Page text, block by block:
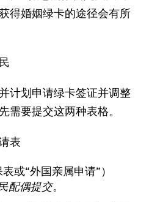
得婚姻绿卡的途径会有所
计划申请绿卡签证并调整
需要提交这两种表格。
表
或“外国亲属申请”）
配偶提交。